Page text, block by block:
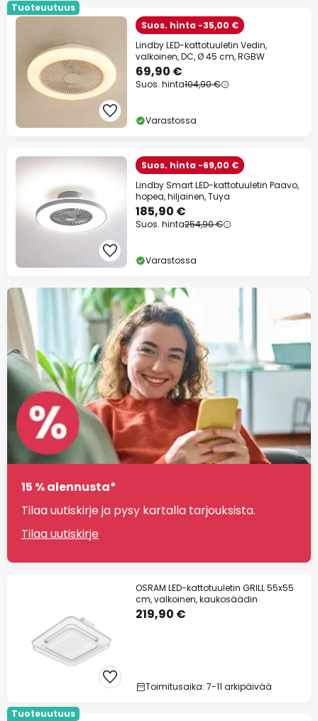
Tuoteuutuus
Suos. hinta -35,00 €
Lindby LED-kattotuuletin Vedin,
valkoinen, DC, Ø 45 cm, RGBW
69,90 €
Suos. hinta104,90 €
Varastossa
Suos. hinta -69,00 €
Lindby Smart LED-kattotuuletin Paavo,
hopea, hiljainen, Tuya
185,90 €
Suos. hinta254,90 €
Varastossa
15 % alennusta*
Tilaa uutiskirje ja pysy kartalla tarjouksista.
Tilaa uutiskirje
OSRAM LED-kattotuuletin GRILL 55x55
cm, valkoinen, kaukosäädin
219,90 €
Toimitusaika: 7-11 arkipäivää
Tuoteuutuus